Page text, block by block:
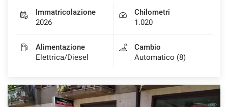
Immatricolazione
2026
Chilometri
1.020
Alimentazione
Elettrica/Diesel
Cambio
Automatico (8)